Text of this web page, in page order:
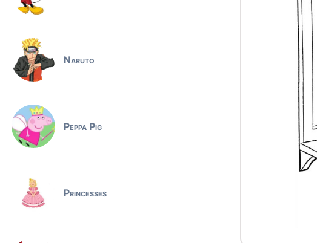
Naruto
Peppa Pig
Princesses